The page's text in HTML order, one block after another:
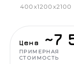
400x1200x2100
Цена ~7
ПРИМЕРНАЯ
СТОИМОСТЬ